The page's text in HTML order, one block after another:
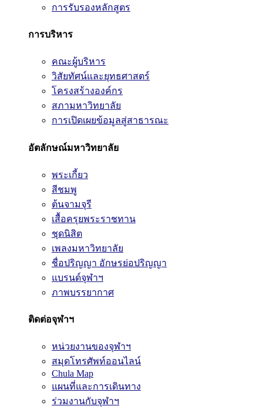
การรับรองหลักสูตร
การบริหาร
คณะผู้บริหาร
วิสัยทัศน์และยุทธศาสตร์
โครงสร้างองค์กร
สภามหาวิทยาลัย
การเปิดเผยข้อมูลสู่สาธารณะ
อัตลักษณ์มหาวิทยาลัย
พระเกี้ยว
สีชมพู
ต้นจามจุรี
เสื้อครุยพระราชทาน
ชุดนิสิต
เพลงมหาวิทยาลัย
ชื่อปริญญา อักษรย่อปริญญา
แบรนด์จุฬาฯ
ภาพบรรยากาศ
ติดต่อจุฬาฯ
หน่วยงานของจุฬาฯ
สมุดโทรศัพท์ออนไลน์
Chula Map
แผนที่และการเดินทาง
ร่วมงานกับจุฬาฯ